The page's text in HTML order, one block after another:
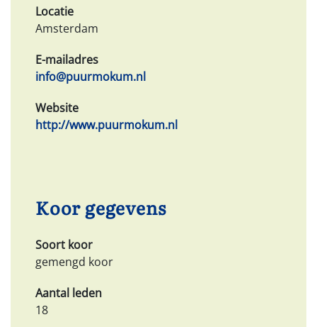
Locatie
Amsterdam
E-mailadres
info@puurmokum.nl
Website
http://www.puurmokum.nl
Koor gegevens
Soort koor
gemengd koor
Aantal leden
18